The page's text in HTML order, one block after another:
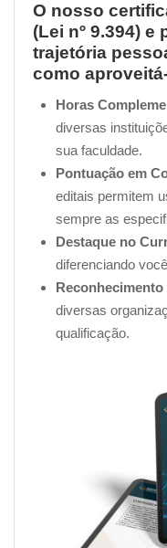
ORIGEM E
CONCEITO
Competência
Qualidade De
Programas de
OBJETIVO NAS
Doenças do
Descrição
Estágios
Sintomas
Diagnóstico
Tratamento
Sobre os Sintomas
A Síndrome de
O “Burnout” em
Doenças do
Teorias do
Reação ao
Bibliografia/
O nosso
(Lei nº 9.394)
trajetória
como
Horas
diversas
sua faculdade.
Pontuação em
editais permitem
sempre as
Destaque no
diferenciando
diversas
qualificação.